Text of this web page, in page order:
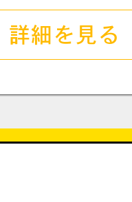
詳細を見る